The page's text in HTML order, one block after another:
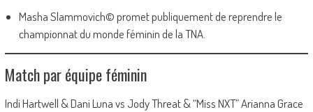
Masha Slammovich© promet publiquement de reprendre le
championnat du monde féminin de la TNA.
Match par équipe féminin
Indi Hartwell & Dani Luna vs Jody Threat & “Miss NXT” Arianna Grace